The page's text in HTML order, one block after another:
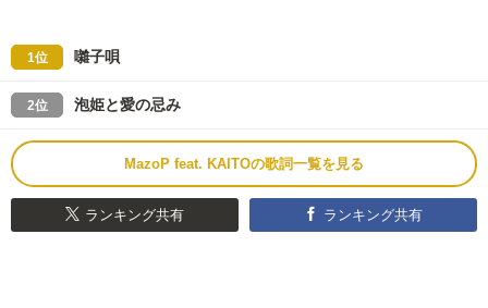
1位 囃子唄
2位 泡姫と愛の忌み
MazoP feat. KAITOの歌詞一覧を見る
ランキング共有 ランキング共有